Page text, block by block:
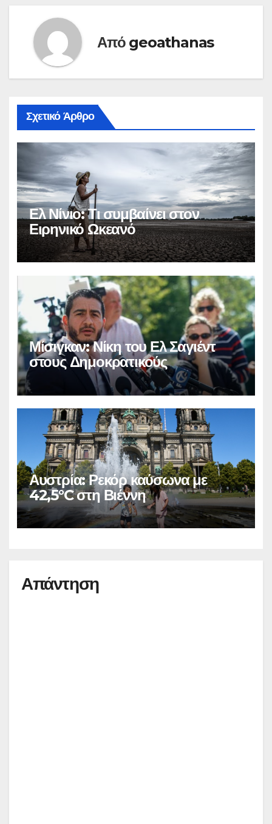
Από geoathanas
Σχετικό Άρθρο
Ελ Νίνιο: Τι συμβαίνει στον
Ειρηνικό Ωκεανό
Μίσιγκαν: Νίκη του Ελ Σαγιέντ
στους Δημοκρατικούς
Αυστρία: Ρεκόρ καύσωνα με
42,5°C στη Βιέννη
Απάντηση